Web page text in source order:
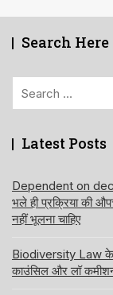
Search Here
Latest Posts
Dependent on
भले ही प्रक्रिया की
नहीं भूलना चाहिए
Biodiversity Law के
काउंसिल और लॉ